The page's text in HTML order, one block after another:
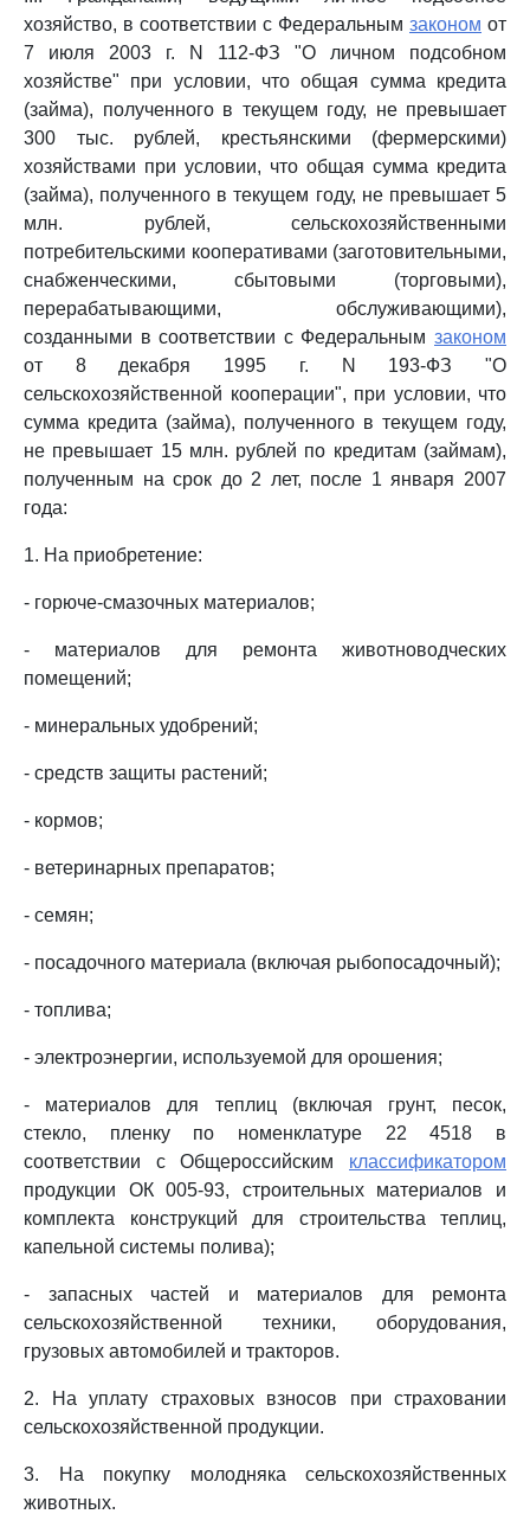
хозяйство, в соответствии с Федеральным законом от
7 июля 2003 г. N 112-ФЗ "О личном подсобном
хозяйстве" при условии, что общая сумма кредита
(займа), полученного в текущем году, не превышает
300 тыс. рублей, крестьянскими (фермерскими)
хозяйствами при условии, что общая сумма кредита
(займа), полученного в текущем году, не превышает 5
млн. рублей, сельскохозяйственными
потребительскими кооперативами (заготовительными,
снабженческими, сбытовыми (торговыми),
перерабатывающими, обслуживающими),
созданными в соответствии с Федеральным законом
от 8 декабря 1995 г. N 193-ФЗ "О
сельскохозяйственной кооперации", при условии, что
сумма кредита (займа), полученного в текущем году,
не превышает 15 млн. рублей по кредитам (займам),
полученным на срок до 2 лет, после 1 января 2007
года:
1. На приобретение:
- горюче-смазочных материалов;
- материалов для ремонта животноводческих
помещений;
- минеральных удобрений;
- средств защиты растений;
- кормов;
- ветеринарных препаратов;
- семян;
- посадочного материала (включая рыбопосадочный);
- топлива;
- электроэнергии, используемой для орошения;
- материалов для теплиц (включая грунт, песок,
стекло, пленку по номенклатуре 22 4518 в
соответствии с Общероссийским классификатором
продукции ОК 005-93, строительных материалов и
комплекта конструкций для строительства теплиц,
капельной системы полива);
- запасных частей и материалов для ремонта
сельскохозяйственной техники, оборудования,
грузовых автомобилей и тракторов.
2. На уплату страховых взносов при страховании
сельскохозяйственной продукции.
3. На покупку молодняка сельскохозяйственных
животных.